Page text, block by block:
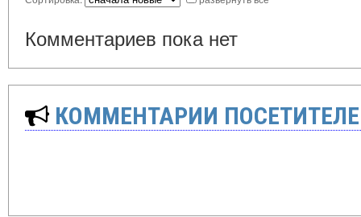
Комментариев пока нет
КОММЕНТАРИИ